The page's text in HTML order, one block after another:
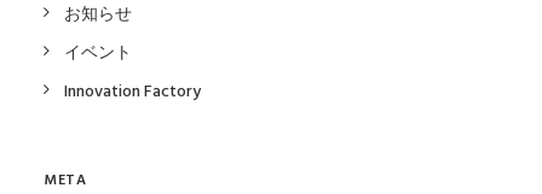
お知らせ
イベント
Innovation Factory
META